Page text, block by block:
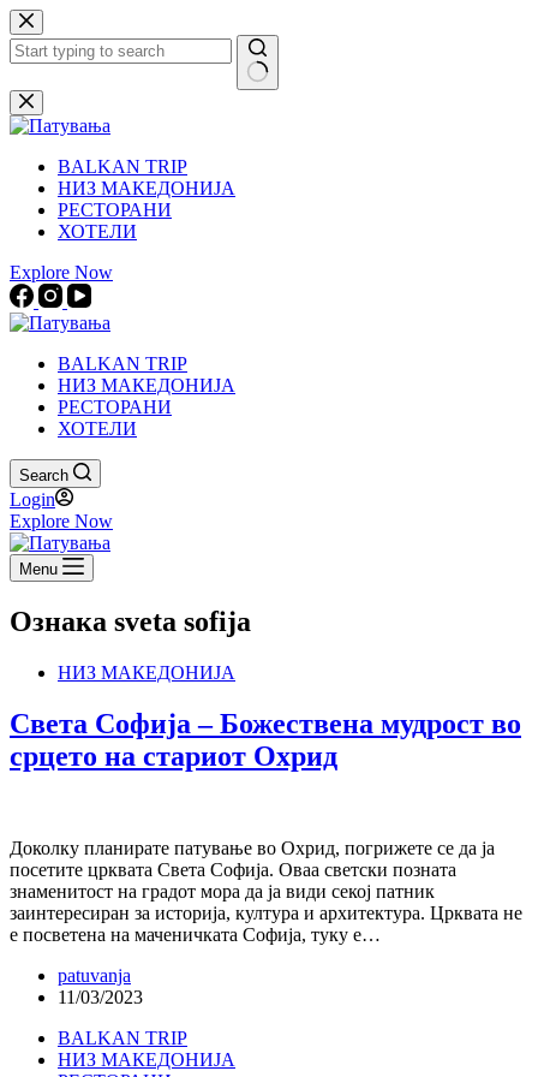
Skip
to
content
No
results
BALKAN TRIP
НИЗ МАКЕДОНИЈА
РЕСТОРАНИ
ХОТЕЛИ
Explore Now
BALKAN TRIP
НИЗ МАКЕДОНИЈА
РЕСТОРАНИ
ХОТЕЛИ
Search
Login
Explore Now
Menu
Ознака sveta sofija
НИЗ МАКЕДОНИЈА
Света Софија – Божествена мудрост во
срцето на стариот Охрид
Доколку планирате патување во Охрид, погрижете се да ја
посетите црквата Света Софија. Оваа светски позната
знаменитост на градот мора да ја види секој патник
заинтересиран за историја, култура и архитектура. Црквата не
е посветена на маченичката Софија, туку е…
patuvanja
11/03/2023
BALKAN TRIP
НИЗ МАКЕДОНИЈА